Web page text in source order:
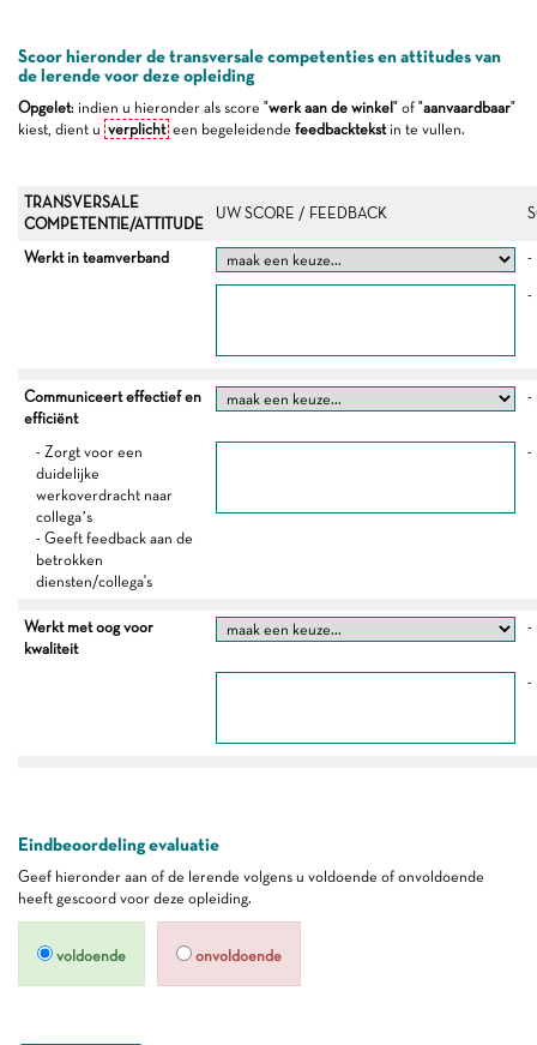
Scoor hieronder de transversale competenties en attitudes van
de lerende voor deze opleiding
Opgelet: indien u hieronder als score "werk aan de winkel " of "aanvaardbaar"
kiest, dient u verplicht een begeleidende feedbacktekstin te vullen.
TRANSVERSALE
COMPETENTIE/ATTITUDE
UW SCORE / FEEDBACK
Werkt in teamverband -
-
Communiceert effectief en
efficiënt
-
- Zorgt voor een
duidelijke
werkoverdracht naar
collega’s
- Geeft feedback aan de
betrokken
diensten/collega's
-
Werkt met oog voor
kwaliteit
-
-
Eindbeoordeling evaluatie
Geef hieronder aan of de lerende volgens u voldoende of onvoldoende
heeft gescoord voor deze opleiding.
voldoende onvoldoende